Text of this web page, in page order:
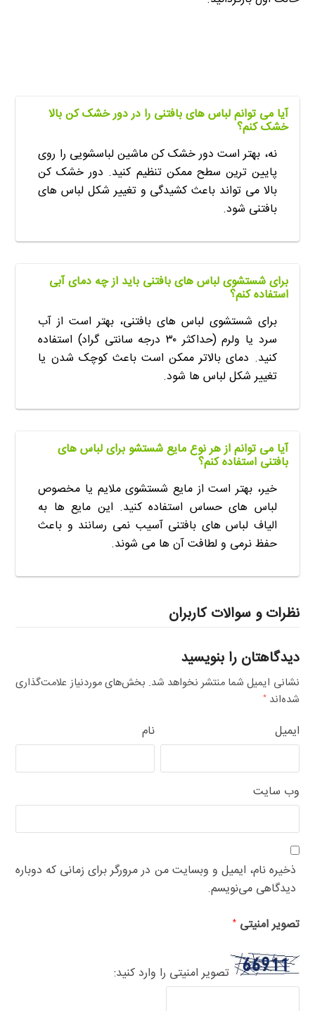
آیا می توانم لباس های بافتنی را در دور خشک کن بالا
خشک کنم؟
نه، بهتر است دور خشک کن ماشین لباسشویی را روی
پایین ترین سطح ممکن تنظیم کنید. دور خشک کن
بالا می تواند باعث کشیدگی و تغییر شکل لباس های
بافتنی شود.
برای شستشوی لباس های بافتنی باید از چه دمای آبی
استفاده کنم؟
برای شستشوی لباس های بافتنی، بهتر است از آب
سرد یا ولرم (حداکثر ۳۰ درجه سانتی گراد) استفاده
کنید. دمای بالاتر ممکن است باعث کوچک شدن یا
تغییر شکل لباس ها شود.
آیا می توانم از هر نوع مایع شستشو برای لباس های
بافتنی استفاده کنم؟
خیر، بهتر است از مایع شستشوی ملایم یا مخصوص
لباس های حساس استفاده کنید. این مایع ها به
الیاف لباس های بافتنی آسیب نمی رسانند و باعث
حفظ نرمی و لطافت آن ها می شوند.
نظرات و سوالات کاربران
دیدگاهتان را بنویسید
نشانی ایمیل شما منتشر نخواهد شد. بخش‌های موردنیاز علامت‌گذاری
شده‌اند*
نام ایمیل
وب‌ سایت
ذخیره نام، ایمیل و وبسایت من در مرورگر برای زمانی که دوباره
دیدگاهی می‌نویسم.
تصویر امنیتی*
تصویر امنیتی را وارد کنید: